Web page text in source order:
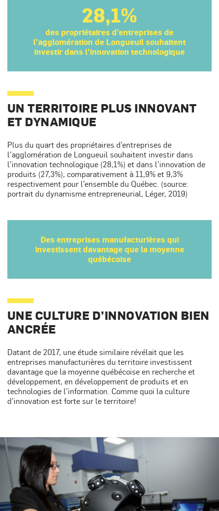
UN TERRITOIRE PLUS INNOVANT
ET DYNAMIQUE
Plus du quart des propriétaires d’entreprises de
l’agglomération de Longueuil souhaitent investir dans
l’innovation technologique (28,1%) et dans l’innovation de
produits (27,3%), comparativement à 11,9% et 9,3%
respectivement pour l’ensemble du Québec. (source:
portrait du dynamisme entrepreneurial, Léger, 2019)
28,1%
des propriétaires d’entreprises de
l’agglomération de Longueuil souhaitent
investir dans l’innovation technologique
UNE CULTURE D’INNOVATION BIEN
ANCRÉE
Datant de 2017, une étude similaire révélait que les
entreprises manufacturières du territoire investissent
davantage que la moyenne québécoise en recherche et
développement, en développement de produits et en
technologies de l’information. Comme quoi la culture
d’innovation est forte sur le territoire!
Des entreprises manufacturières qui
investissent davantage que la moyenne
québécoise